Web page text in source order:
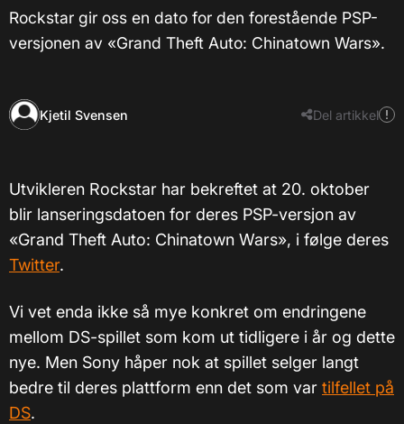
Rockstar gir oss en dato for den forestående PSP-
versjonen av «Grand Theft Auto: Chinatown Wars».
Kjetil Svensen Del artikkel
Utvikleren Rockstar har bekreftet at 20. oktober
blir lanseringsdatoen for deres PSP-versjon av
«Grand Theft Auto: Chinatown Wars», i følge deres
Twitter.
Vi vet enda ikke så mye konkret om endringene
mellom DS-spillet som kom ut tidligere i år og dette
nye. Men Sony håper nok at spillet selger langt
bedre til deres plattform enn det som var tilfellet på
DS.